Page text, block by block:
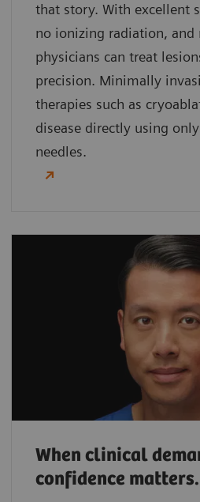
that story. With excellent
no ionizing radiation, and
physicians can treat
precision. Minimally
therapies such as
disease directly using
needles.
When clinical
confidence matters.